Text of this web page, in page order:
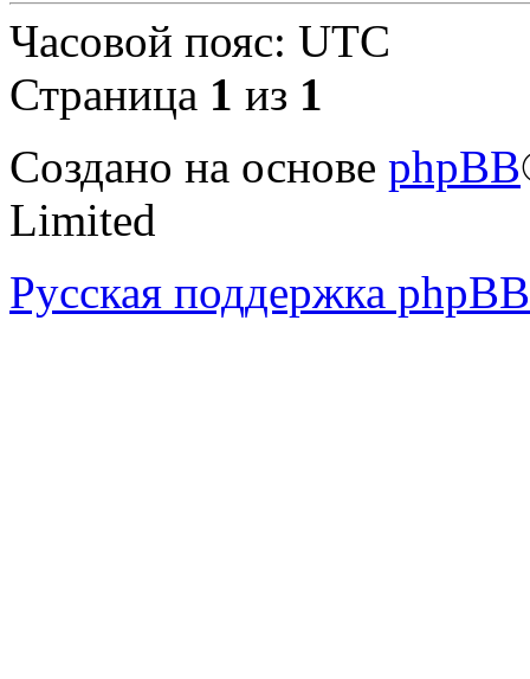
Часовой пояс: UTC
Страница 1 из 1
Создано на основе phpBB
Limited
Русская поддержка phpBB